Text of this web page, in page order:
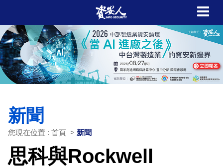
新聞
您現在位置 : 首頁 > 新聞
思科與Rockwell